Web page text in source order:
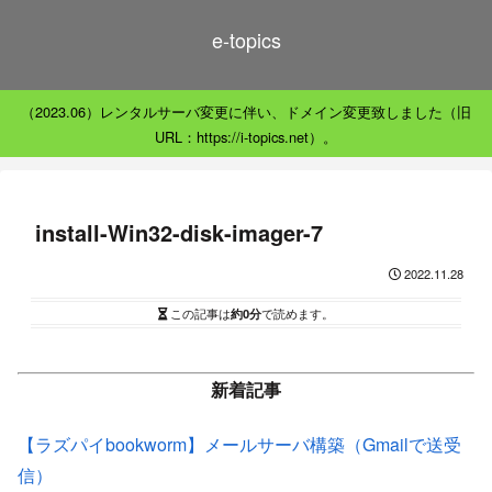
e-topics
（2023.06）レンタルサーバ変更に伴い、ドメイン変更致しました（旧
URL：https://i-topics.net）。
install-Win32-disk-imager-7
2022.11.28
この記事は約0分で読めます。
新着記事
【ラズパイbookworm】メールサーバ構築（Gmailで送受
信）